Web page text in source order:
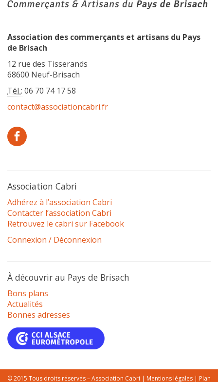
Association des commerçants et artisans du Pays
de Brisach
12 rue des Tisserands
68600 Neuf-Brisach
Tél : 06 70 74 17 58
contact@associationcabri.fr
Association Cabri
Adhérez à l’association Cabri
Contacter l’association Cabri
Retrouvez le cabri sur Facebook
Connexion / Déconnexion
À découvrir au Pays de Brisach
Bons plans
Actualités
Bonnes adresses
© 2015 Tous droits réservés – Association Cabri | Mentions légales | Plan